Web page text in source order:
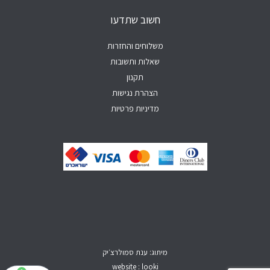
חשוב שתדעו
משלוחים והחזרות
שאלות ותשובות
תקנון
הצהרת נגישות
מדיניות פרטיות
מיתוג: ענת סמולרצ׳יק
website : looki